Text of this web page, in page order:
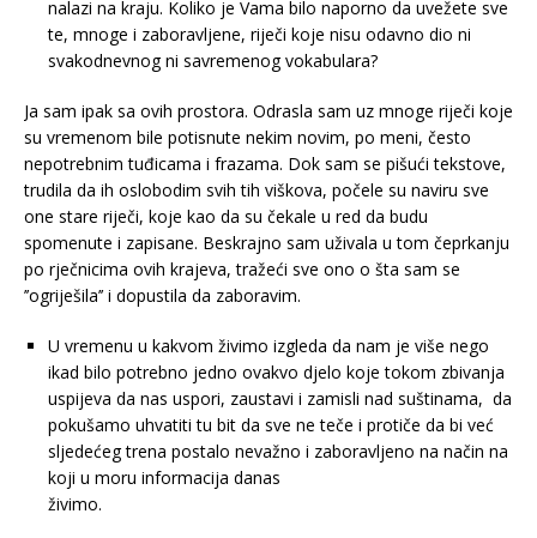
nalazi na kraju. Koliko je Vama bilo naporno da uvežete sve
te, mnoge i zaboravljene, riječi koje nisu odavno dio ni
svakodnevnog ni savremenog vokabulara?
Ja sam ipak sa ovih prostora. Odrasla sam uz mnoge riječi koje
su vremenom bile potisnute nekim novim, po meni, često
nepotrebnim tuđicama i frazama. Dok sam se pišući tekstove,
trudila da ih oslobodim svih tih viškova, počele su naviru sve
one stare riječi, koje kao da su čekale u red da budu
spomenute i zapisane. Beskrajno sam uživala u tom čeprkanju
po rječnicima ovih krajeva, tražeći sve ono o šta sam se
’’ogriješila’’ i dopustila da zaboravim.
U vremenu u kakvom živimo izgleda da nam je više nego
ikad bilo potrebno jedno ovakvo djelo koje tokom zbivanja
uspijeva da nas uspori, zaustavi i zamisli nad suštinama, da
pokušamo uhvatiti tu bit da sve ne teče i protiče da bi već
sljedećeg trena postalo nevažno i zaboravljeno na način na
koji u moru informacija danas
živimo.